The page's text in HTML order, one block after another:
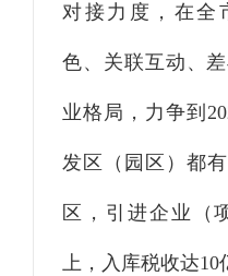
对接力度，在全
色、关联互动、
业格局，力争到
发区（园区）都有
区，引进企业（
上，入库税收达10